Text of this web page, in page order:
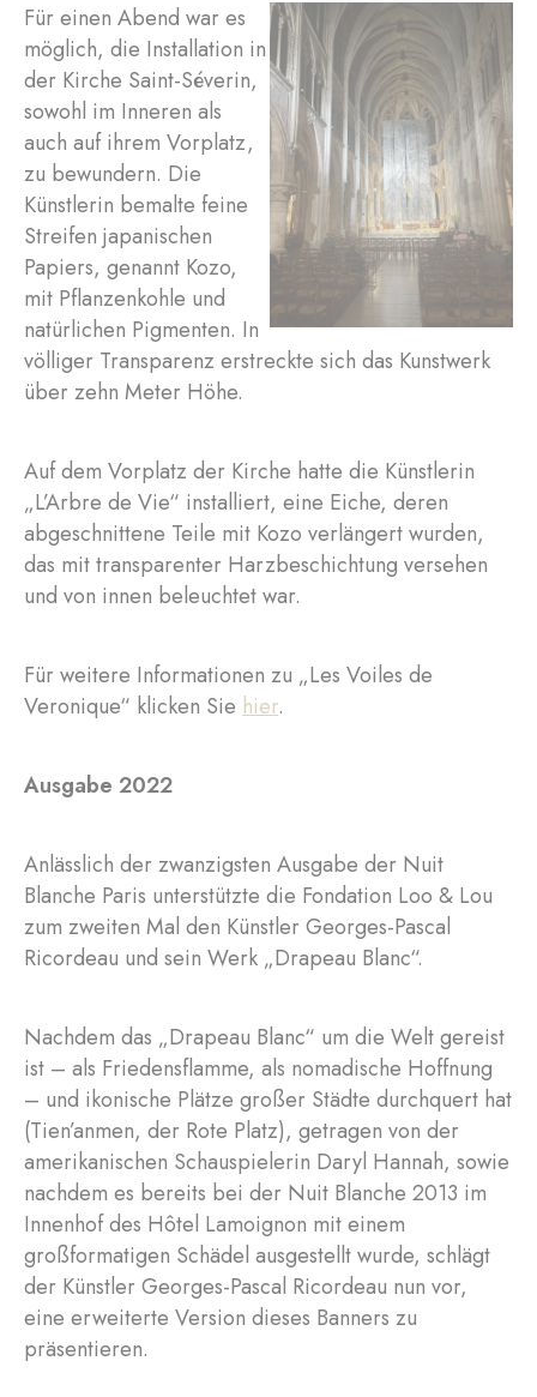
Für einen Abend war es
möglich, die Installation in
der Kirche Saint-Séverin,
sowohl im Inneren als
auch auf ihrem Vorplatz,
zu bewundern. Die
Künstlerin bemalte feine
Streifen japanischen
Papiers, genannt Kozo,
mit Pflanzenkohle und
natürlichen Pigmenten. In
völliger Transparenz erstreckte sich das Kunstwerk
über zehn Meter Höhe.
Auf dem Vorplatz der Kirche hatte die Künstlerin
„L’Arbre de Vie“ installiert, eine Eiche, deren
abgeschnittene Teile mit Kozo verlängert wurden,
das mit transparenter Harzbeschichtung versehen
und von innen beleuchtet war.
Für weitere Informationen zu „Les Voiles de
Veronique“ klicken Sie hier.
Ausgabe 2022
Anlässlich der zwanzigsten Ausgabe der Nuit
Blanche Paris unterstützte die Fondation Loo & Lou
zum zweiten Mal den Künstler Georges-Pascal
Ricordeau und sein Werk „Drapeau Blanc“.
Nachdem das „Drapeau Blanc“ um die Welt gereist
ist – als Friedensflamme, als nomadische Hoffnung
– und ikonische Plätze großer Städte durchquert hat
(Tien’anmen, der Rote Platz), getragen von der
amerikanischen Schauspielerin Daryl Hannah, sowie
nachdem es bereits bei der Nuit Blanche 2013 im
Innenhof des Hôtel Lamoignon mit einem
großformatigen Schädel ausgestellt wurde, schlägt
der Künstler Georges-Pascal Ricordeau nun vor,
eine erweiterte Version dieses Banners zu
präsentieren.